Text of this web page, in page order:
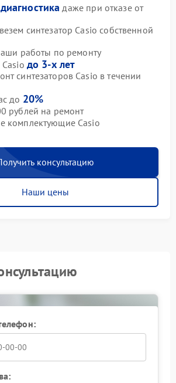
даже при отказе от
синтезатор Casio собственной
работы по ремонту
до 3-х лет
синтезаторов Casio в течении
до 20%
рублей на ремонт
комплектующие Casio
консультацию
Наши цены